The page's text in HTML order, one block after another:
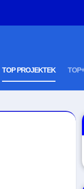
TOP PROJEKTEK